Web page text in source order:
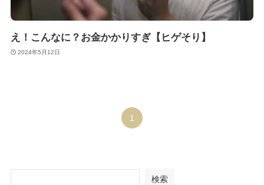
え！こんなに？お金かかりすぎ【ヒゲそり】
2024年5月12日
1
検索